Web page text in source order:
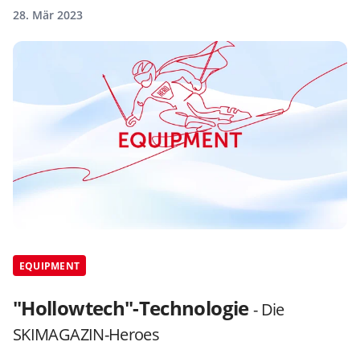
28. Mär 2023
EQUIPMENT
"Hollowtech"-Technologie- Die
SKIMAGAZIN-Heroes